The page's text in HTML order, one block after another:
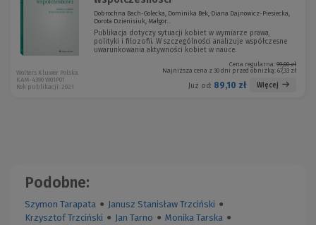
Dobrochna Bach-Golecka, Dominika Bek, Diana Dajnowicz-Piesiecka,
Dorota Dzienisiuk, Małgor...
Publikacja dotyczy sytuacji kobiet w wymiarze prawa,
polityki i filozofii. W szczególności analizuje współczesne
uwarunkowania aktywności kobiet w nauce.
Cena regularna: 99,00 zł
Najniższa cena z 30 dni przed obniżką: 67,33 zł
Już od: 89,10 zł Więcej
Wolters Kluwer Polska
KAM-4390 W01P01
Rok publikacji: 2021
Podobne:
Szymon Tarapata ● Janusz Stanisław Trzciński ●
Krzysztof Trzciński ● Jan Tarno ● Monika Tarska ●